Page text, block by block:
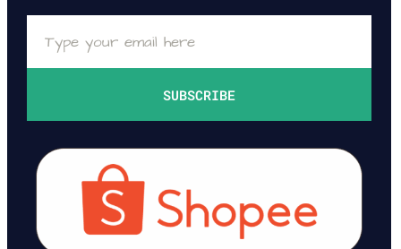
SUBSCRIBE